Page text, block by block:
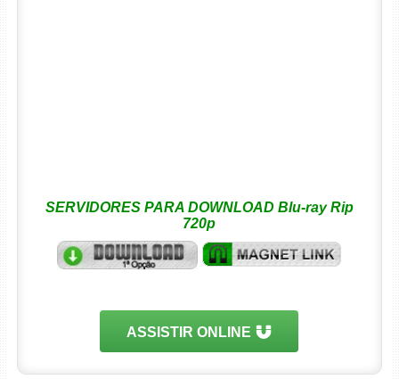
SERVIDORES PARA DOWNLOAD Blu-ray Rip
720p
ASSISTIR ONLINE